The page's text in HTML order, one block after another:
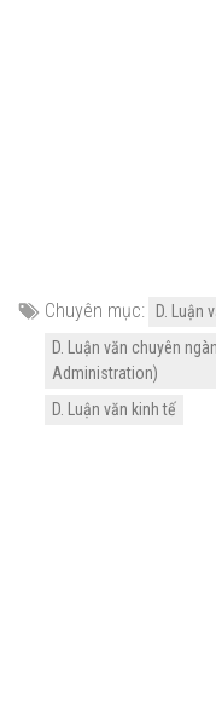
Chuyên mục:
D. Luận
D. Luận văn chuyên
Administration)
D. Luận văn kinh tế